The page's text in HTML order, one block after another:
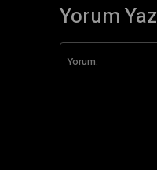
Yorum Yaz